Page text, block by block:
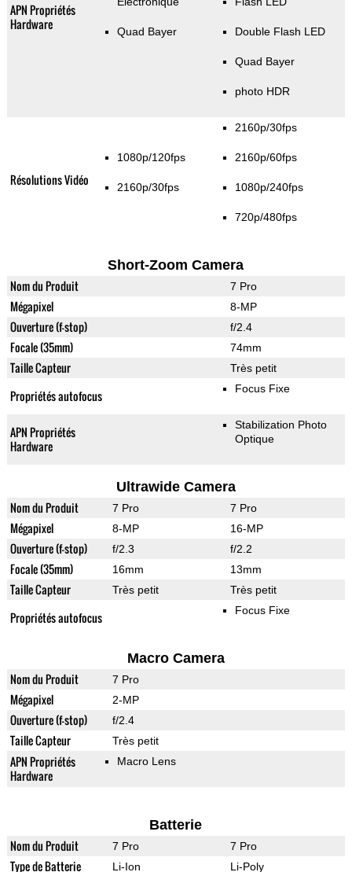
APN Propriétés
Hardware
Quad Bayer Double Flash LED
Quad Bayer
photo HDR
Résolutions Vidéo
1080p/120fps
2160p/30fps
2160p/30fps
2160p/60fps
1080p/240fps
720p/480fps
Short-Zoom Camera
Nom du Produit 7 Pro
Mégapixel 8-MP
Ouverture (f-stop) f/2.4
Focale (35mm) 74mm
Taille Capteur Très petit
Propriétés autofocus Focus Fixe
APN Propriétés
Hardware
Stabilization Photo
Optique
Ultrawide Camera
Nom du Produit 7 Pro 7 Pro
Mégapixel 8-MP 16-MP
Ouverture (f-stop) f/2.3 f/2.2
Focale (35mm) 16mm 13mm
Taille Capteur Très petit Très petit
Propriétés autofocus Focus Fixe
Macro Camera
Nom du Produit 7 Pro
Mégapixel 2-MP
Ouverture (f-stop) f/2.4
Taille Capteur Très petit
APN Propriétés
Hardware
Macro Lens
Batterie
Nom du Produit 7 Pro 7 Pro
Type de Batterie Li-Ion Li-Poly